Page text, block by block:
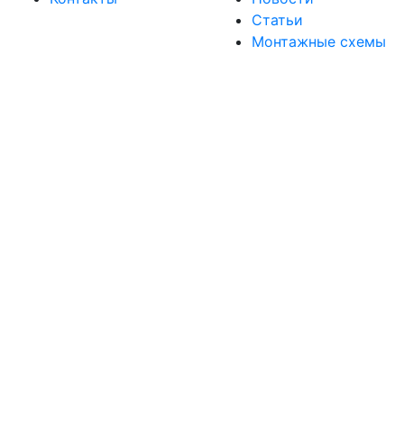
Статьи
Монтажные схемы